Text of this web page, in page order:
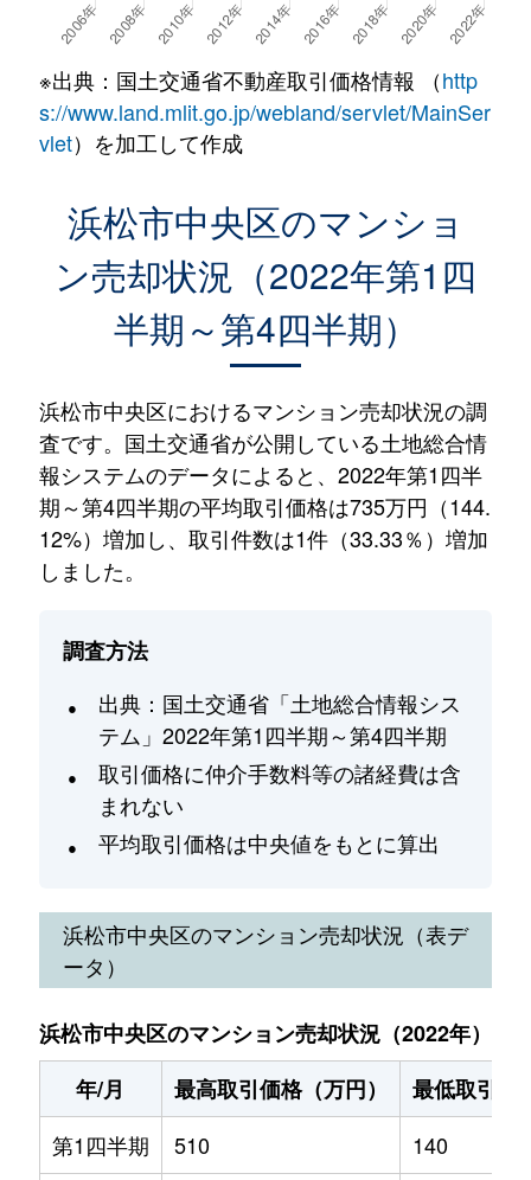
※出典：国土交通省不動産取引価格情報 （http
s://www.land.mlit.go.jp/webland/servlet/MainSer
vlet）を加工して作成
浜松市中央区のマンショ
ン売却状況（2022年第1四
半期～第4四半期）
浜松市中央区におけるマンション売却状況の調
査です。国土交通省が公開している土地総合情
報システムのデータによると、2022年第1四半
期～第4四半期の平均取引価格は735万円（144.
12%）増加し、取引件数は1件（33.33％）増加
しました。
調査方法
出典：国土交通省「土地総合情報シス
テム」2022年第1四半期～第4四半期
取引価格に仲介手数料等の諸経費は含
まれない
平均取引価格は中央値をもとに算出
浜松市中央区のマンション売却状況（表デ
ータ）
浜松市中央区のマンション売却状況（2022年）
年/月
最高取引価格（万円）
最低取引価
第1四半期
510 140